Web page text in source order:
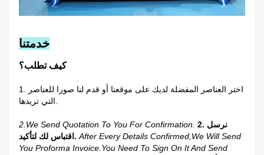
خدمتنا
كيف تطلب؟
1. اختر العناصر المفضلة لديك على موقعنا أو قدم لنا صورا للعناصر
التي تريدها.
2.We Send Quotation To You For Confirmation. 2. نرسل
اقتباس لك لتأكيد. After Every Details Confirmed,we Will Send
You Proforma Invoice.You Need To Sign On It And Send